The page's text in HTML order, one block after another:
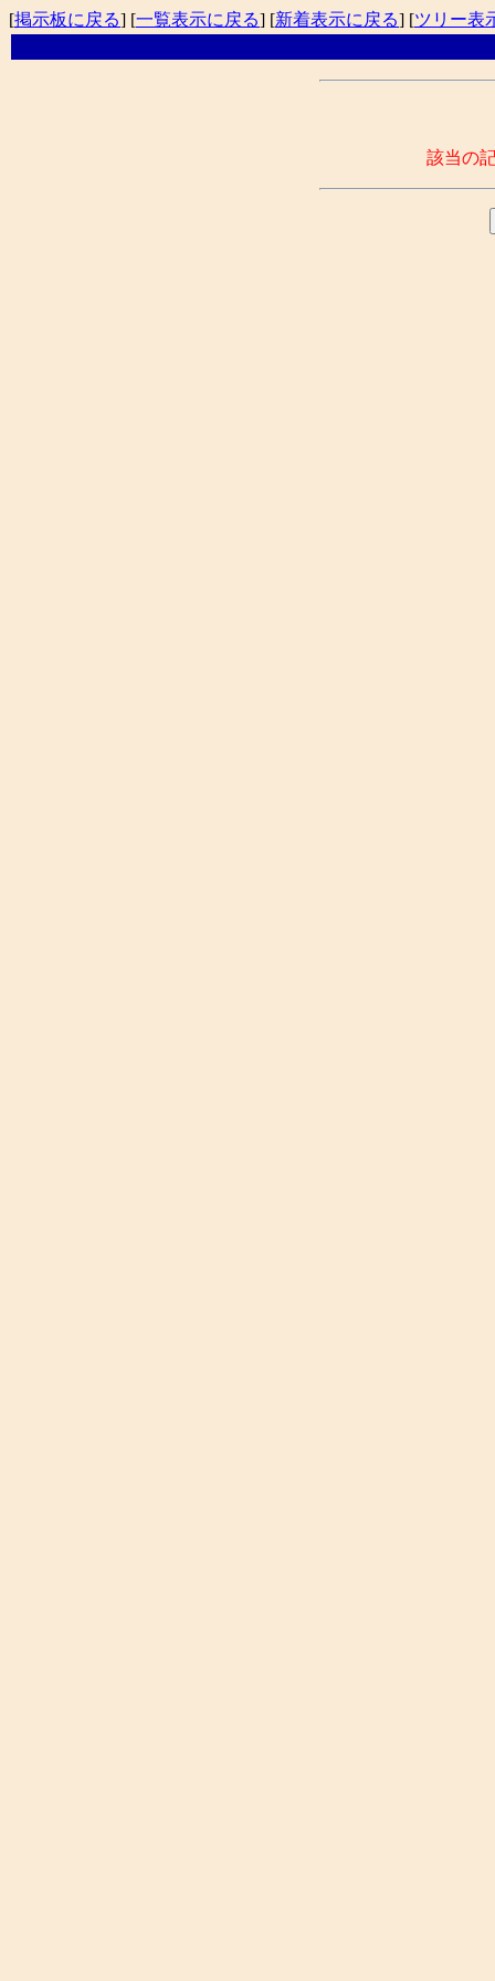
[掲示板に戻る] [一覧表示に戻る] [新着表示に戻る] [ツリー表
該当の